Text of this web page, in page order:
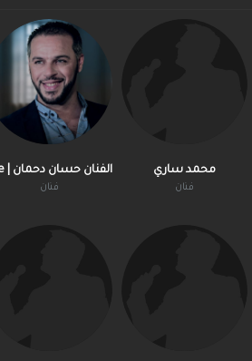
فنان
محمد ساري
فنان